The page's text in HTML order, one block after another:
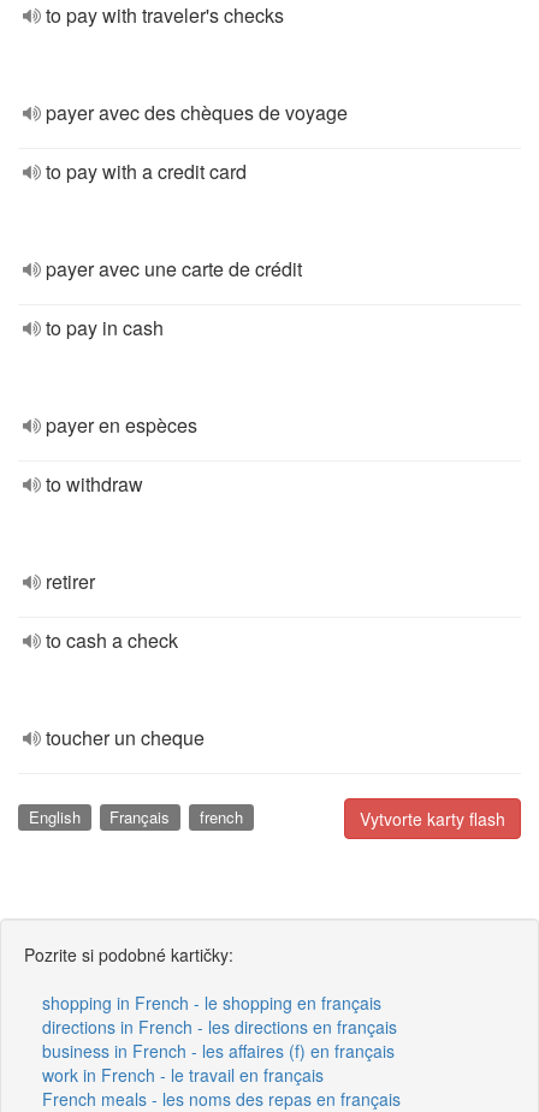
to pay with traveler's checks
payer avec des chèques de voyage
to pay with a credit card
payer avec une carte de crédit
to pay in cash
payer en espèces
to withdraw
retirer
to cash a check
toucher un cheque
Vytvorte karty flash
English Français french
Pozrite si podobné kartičky:
shopping in French - le shopping en français
directions in French - les directions en français
business in French - les affaires (f) en français
work in French - le travail en français
French meals - les noms des repas en français